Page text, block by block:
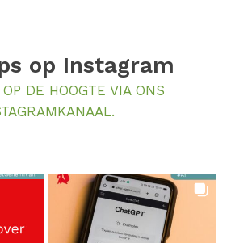
op Instagram
DE HOOGTE VIA ONS